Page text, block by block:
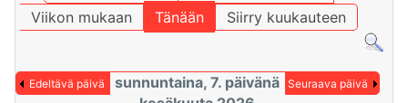
Viikon mukaan
Tänään Siirry kuukauteen
Edeltävä päivä
sunnuntaina, 7. päivänä
Seuraava päivä